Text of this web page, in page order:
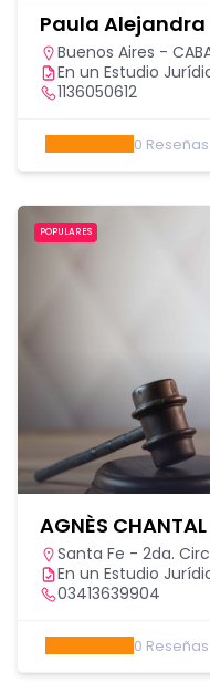
Paula Alejandra
Buenos Aires -
En un Estudio
1136050612
0 Reseñas
POPULARES
AGNÈS
Santa Fe - 2da.
En un Estudio
03413639904
0 Reseñas